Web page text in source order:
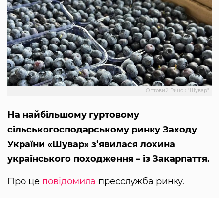
Оптовий Ринок "Шувар"
На найбільшому гуртовому
сільськогосподарському ринку Заходу
України «Шувар» з’явилася лохина
українського походження – із Закарпаття.
Про це повідомила пресслужба ринку.